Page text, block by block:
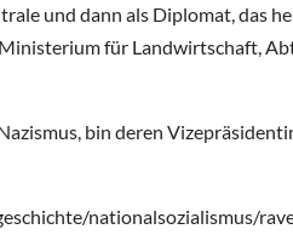
und dann als Diplomat, das
für Landwirtschaft,
bin deren
nationalsozialismus/